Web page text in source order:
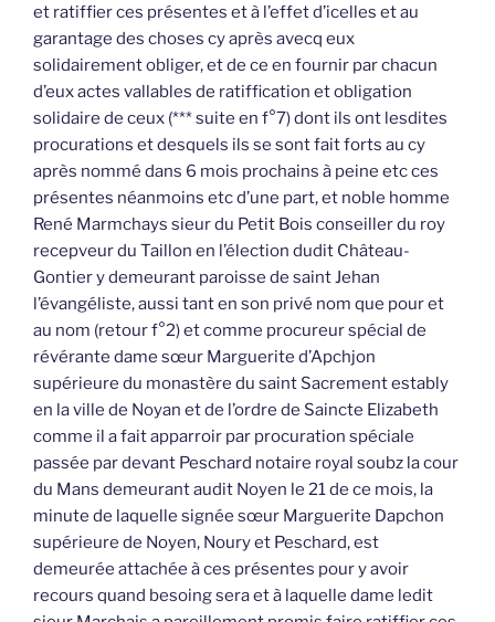
et ratiffier ces présentes et à l’effet d’icelles et au
garantage des choses cy après avecq eux
solidairement obliger, et de ce en fournir par chacun
d’eux actes vallables de ratiffication et obligation
solidaire de ceux (*** suite en f°7) dont ils ont lesdites
procurations et desquels ils se sont fait forts au cy
après nommé dans 6 mois prochains à peine etc ces
présentes néanmoins etc d’une part, et noble homme
René Marmchays sieur du Petit Bois conseiller du roy
recepveur du Taillon en l’élection dudit Château-
Gontier y demeurant paroisse de saint Jehan
l’évangéliste, aussi tant en son privé nom que pour et
au nom (retour f°2) et comme procureur spécial de
révérante dame sœur Marguerite d’Apchjon
supérieure du monastère du saint Sacrement estably
en la ville de Noyan et de l’ordre de Saincte Elizabeth
comme il a fait apparroir par procuration spéciale
passée par devant Peschard notaire royal soubz la cour
du Mans demeurant audit Noyen le 21 de ce mois, la
minute de laquelle signée sœur Marguerite Dapchon
supérieure de Noyen, Noury et Peschard, est
demeurée attachée à ces présentes pour y avoir
recours quand besoing sera et à laquelle dame ledit